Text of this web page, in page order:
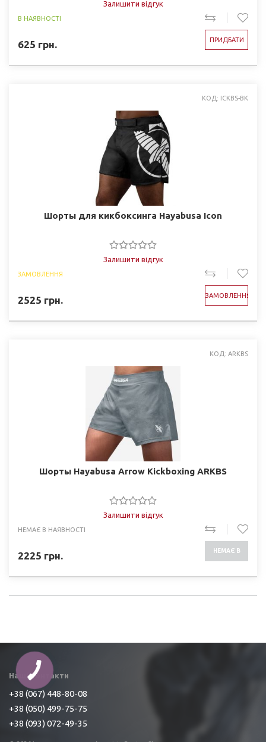
Залишити відгук
В НАЯВНОСТІ
625 грн. ПРИДБАТИ
КОД: ICKBS-BK
Шорты для кикбоксинга Hayabusa Icon
Залишити відгук
ЗАМОВЛЕННЯ
2525 грн. ЗАМОВЛЕННЯ
КОД: ARKBS
Шорты Hayabusa Arrow Kickboxing ARKBS
Залишити відгук
НЕМАЄ В НАЯВНОСТІ
2225 грн. НЕМАЄ В
Наші контакти
+38 (067) 448-80-08
+38 (050) 499-75-75
+38 (093) 072-49-35